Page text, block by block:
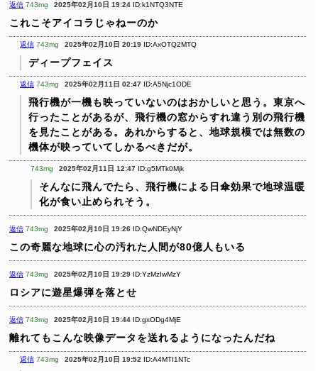
返信 743mg 2025年02月10日 19:24 ID:k1NTQ3NTE
これこそアイコラじゃねーのか
返信 743mg 2025年02月10日 20:19 ID:AxOTQ2MTQ
ディープフェイス
返信 743mg 2025年02月11日 02:47 ID:A5Njc1ODE
飛行機が一機も映っていないのはおかしいと思う。東京へ
行ったことがあるが、飛行機の窓からすれ違う別の飛行機
を見たことがある。あれからすると、地球規模では無数の
機体が映っていてしかるべきだが。
743mg 2025年02月11日 12:47 ID:g5MTk0Mjk
そんなに飛んでたら、飛行機による日傘効果で地球温暖
化が食い止められそう。
返信 743mg 2025年02月10日 19:26 ID:QwNDEyNjY
この奇麗な地球に心の汚れた人間が80億人もいる
返信 743mg 2025年02月10日 19:29 ID:YzMzIwMzY
ロシアに遊星爆弾を落とせ
返信 743mg 2025年02月10日 19:44 ID:gxODg4MjE
離れてもこんな映像データを送れるようになったんだね
返信 743mg 2025年02月10日 19:52 ID:A4MTI1NTc